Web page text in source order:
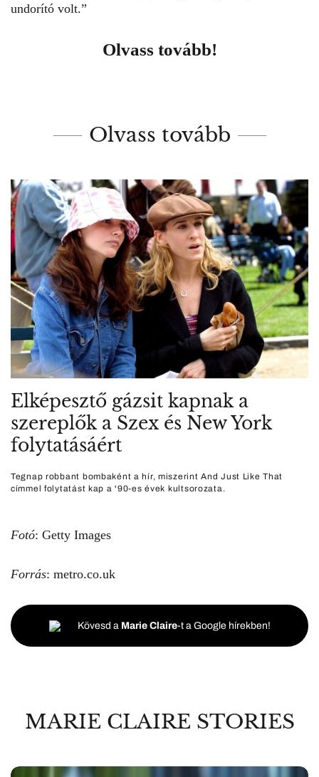
undorító volt.”
Olvass tovább!
Olvass tovább
Elképesztő gázsit kapnak a
szereplők a Szex és New York
folytatásáért
Tegnap robbant bombaként a hír, miszerint And Just Like That
címmel folytatást kap a '90-es évek kultsorozata.
Fotó: Getty Images
Forrás: metro.co.uk
Kövesd a Marie Claire-t a Google hírekben!
MARIE CLAIRE STORIES